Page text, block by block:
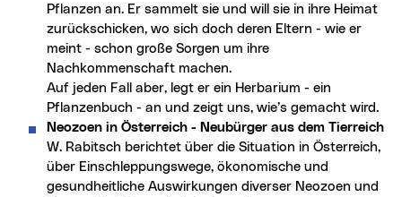
Pflanzen an. Er sammelt sie und will sie in ihre Heimat
zurückschicken, wo sich doch deren Eltern - wie er
meint - schon große Sorgen um ihre
Nachkommenschaft machen.
Auf jeden Fall aber, legt er ein Herbarium - ein
Pflanzenbuch - an und zeigt uns, wie’s gemacht wird.
Neozoen in Österreich - Neubürger aus dem Tierreich
W. Rabitsch berichtet über die Situation in Österreich,
über Einschleppungswege, ökonomische und
gesundheitliche Auswirkungen diverser Neozoen und